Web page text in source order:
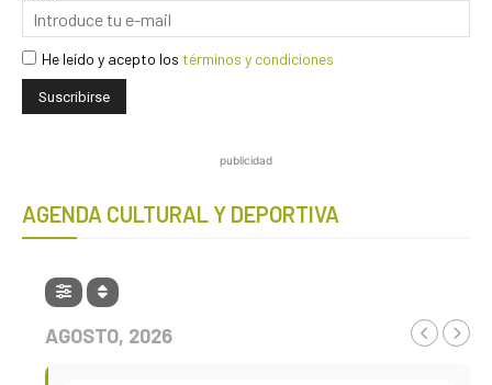
He leído y acepto los términos y condiciones
publicidad
AGENDA CULTURAL Y DEPORTIVA
AGOSTO, 2026